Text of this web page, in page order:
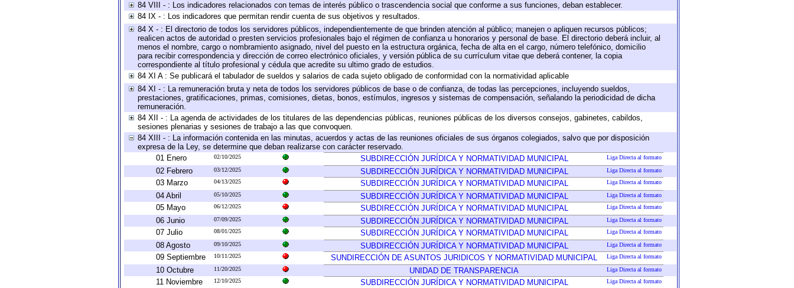
84 VIII - : Los indicadores relacionados con temas de interés público o trascendencia social que conforme a sus funciones, deban establecer.
84 IX - : Los indicadores que permitan rendir cuenta de sus objetivos y resultados.
84 X - : El directorio de todos los servidores públicos, independientemente de que brinden atención al público; manejen o apliquen recursos públicos;
realicen actos de autoridad o presten servicios profesionales bajo el régimen de confianza u honorarios y personal de base. El directorio deberá incluir, al
menos el nombre, cargo o nombramiento asignado, nivel del puesto en la estructura orgánica, fecha de alta en el cargo, número telefónico, domicilio
para recibir correspondencia y dirección de correo electrónico oficiales, y versión pública de su currículum vitae que deberá contener, la copia
correspondiente al título profesional y cédula que acredite su ultimo grado de estudios.
84 XI A : Se publicará el tabulador de sueldos y salarios de cada sujeto obligado de conformidad con la normatividad aplicable
84 XI - : La remuneración bruta y neta de todos los servidores públicos de base o de confianza, de todas las percepciones, incluyendo sueldos,
prestaciones, gratificaciones, primas, comisiones, dietas, bonos, estímulos, ingresos y sistemas de compensación, señalando la periodicidad de dicha
remuneración.
84 XII - : La agenda de actividades de los titulares de las dependencias públicas, reuniones públicas de los diversos consejos, gabinetes, cabildos,
sesiones plenarias y sesiones de trabajo a las que convoquen.
84 XIII - : La información contenida en las minutas, acuerdos y actas de las reuniones oficiales de sus órganos colegiados, salvo que por disposición
expresa de la Ley, se determine que deban realizarse con carácter reservado.
01 Enero
02/10/2025 SUBDIRECCIÓN JURÍDICA Y NORMATIVIDAD MUNICIPAL Liga Directa al formato
02 Febrero 03/12/2025 SUBDIRECCIÓN JURÍDICA Y NORMATIVIDAD MUNICIPAL Liga Directa al formato
03 Marzo 04/13/2025 SUBDIRECCIÓN JURÍDICA Y NORMATIVIDAD MUNICIPAL Liga Directa al formato
04 Abril 05/10/2025 SUBDIRECCIÓN JURÍDICA Y NORMATIVIDAD MUNICIPAL Liga Directa al formato
05 Mayo 06/12/2025 SUBDIRECCIÓN JURÍDICA Y NORMATIVIDAD MUNICIPAL Liga Directa al formato
06 Junio 07/09/2025 SUBDIRECCIÓN JURÍDICA Y NORMATIVIDAD MUNICIPAL Liga Directa al formato
07 Julio 08/01/2025 SUBDIRECCIÓN JURÍDICA Y NORMATIVIDAD MUNICIPAL Liga Directa al formato
08 Agosto 09/10/2025 SUBDIRECCIÓN JURÍDICA Y NORMATIVIDAD MUNICIPAL Liga Directa al formato
09 Septiembre 10/11/2025 SUNDIRECCIÓN DE ASUNTOS JURIDICOS Y NORMATIVIDAD MUNICIPAL Liga Directa al formato
10 Octubre 11/20/2025 UNIDAD DE TRANSPARENCIA Liga Directa al formato
11 Noviembre 12/10/2025 SUBDIRECCIÓN JURÍDICA Y NORMATIVIDAD MUNICIPAL Liga Directa al formato